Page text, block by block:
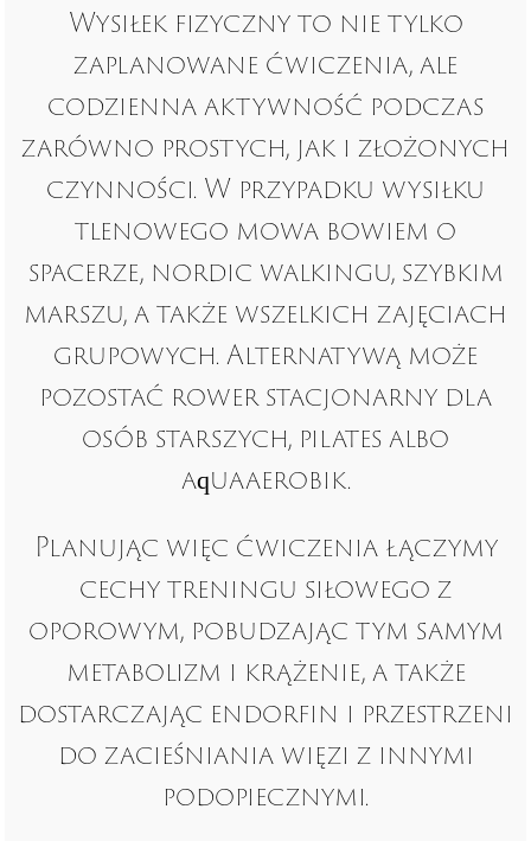
Wysiłek fizyczny to nie tylko
zaplanowane ćwiczenia, ale
codzienna aktywność podczas
zarówno prostych, jak i złożonych
czynności. W przypadku wysiłku
tlenowego mowa bowiem o
spacerze, nordic walkingu, szybkim
marszu, a także wszelkich zajęciach
grupowych. Alternatywą może
pozostać rower stacjonarny dla
osób starszych, pilates albo
aquaaerobik.
Planując więc ćwiczenia łączymy
cechy treningu siłowego z
oporowym, pobudzając tym samym
metabolizm i krążenie, a także
dostarczając endorfin i przestrzeni
do zacieśniania więzi z innymi
podopiecznymi.